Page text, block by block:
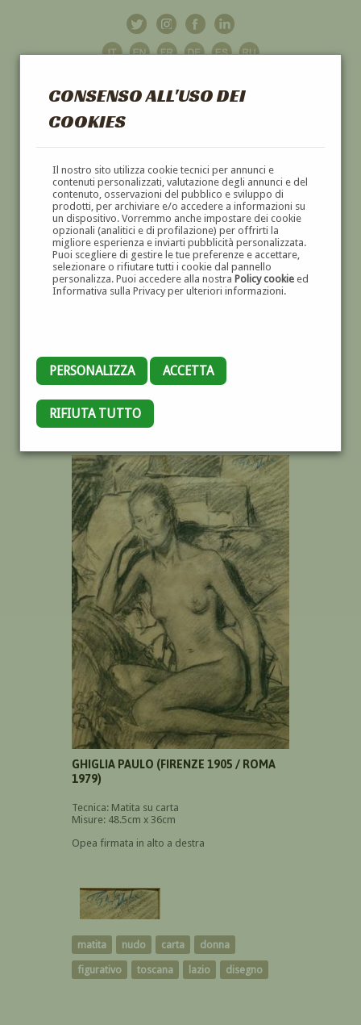
CONSENSO ALL'USO DEI
COOKIES
Il nostro sito utilizza cookie tecnici per annunci e
contenuti personalizzati, valutazione degli annunci e del
contenuto, osservazioni del pubblico e sviluppo di
prodotti, per archiviare e/o accedere a informazioni su
un dispositivo. Vorremmo anche impostare dei cookie
opzionali (analitici e di profilazione) per offrirti la
migliore esperienza e inviarti pubblicità personalizzata.
Puoi scegliere di gestire le tue preferenze e accettare,
selezionare o rifiutare tutti i cookie dal pannello
personalizza. Puoi accedere alla nostra Policy cookieed
Informativa sulla Privacy per ulteriori informazioni.
PERSONALIZZA ACCETTA
RIFIUTA TUTTO
GALLERIAD'ARTE
DIPINTI E SCULTURE '800 E '900
NUDO FEMMINILE *
GHIGLIA PAULO (FIRENZE 1905 / ROMA
1979)
Tecnica: Matita su carta
Misure: 48.5cm x 36cm
Opea firmata in alto a destra
matita nudo carta donna
figurativo toscana lazio disegno